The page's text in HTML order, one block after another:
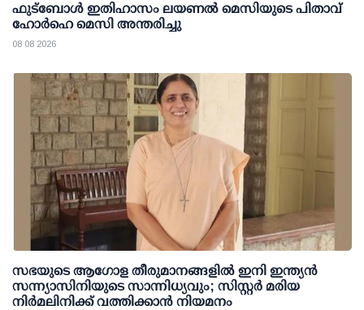
ഫുട്ബോൾ ഇതിഹാസം ലയണൽ മെസിയുടെ പിതാവ്
ഹോർഹെ മെസി അന്തരിച്ചു
08 08 2026
സഭയുടെ ആഗോള തീരുമാനങ്ങളിൽ ഇനി ഇന്ത്യൻ
സന്ന്യാസിനിയുടെ സാന്നിധ്യവും; സിസ്റ്റർ മരിയ
നിർമലിനിക്ക് വത്തിക്കാൻ നിയമനം